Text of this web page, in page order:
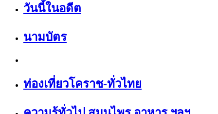
วันนี้ในอดีต
นามบัตร
ท่องเที่ยวโคราช-ทั่วไทย